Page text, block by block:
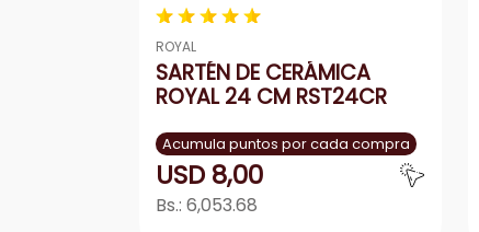
★★★★★
ROYAL
SARTÉN DE CERÁMICA
ROYAL 24 CM RST24CR
Acumula puntos por cada compra
USD 8,00
Bs.: 6,053.68